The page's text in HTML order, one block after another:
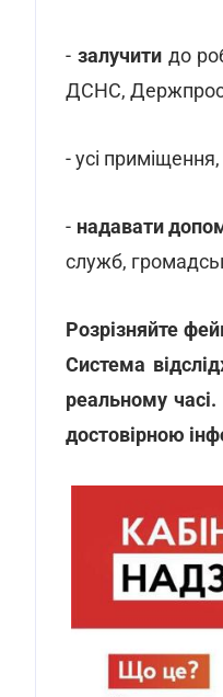
- залучитидо
ДСНС,
- усі
- надавати
служб,
Розрізняйте
Система
реальному
достовірною